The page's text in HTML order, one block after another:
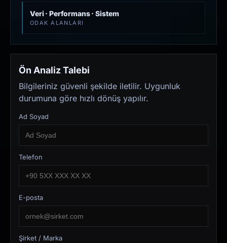
Veri · Performans · Sistem
ODAK ALANLARI
Ön Analiz Talebi
Bilgileriniz güvenli şekilde iletilir. Uygunluk
durumuna göre hızlı dönüş yapılır.
Ad Soyad
Telefon
E-posta
Şirket / Marka